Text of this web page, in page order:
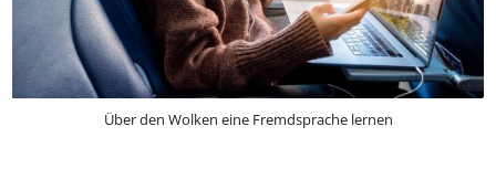
Über den Wolken eine Fremdsprache lernen